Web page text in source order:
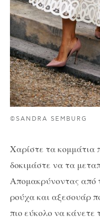
©SANDRA SEMBURG
Χαρίστε τα κομμάτια
δοκιμάστε να τα
Απομακρύνοντας από
ρούχα και αξεσουάρ
πιο εύκολο να κάνετε